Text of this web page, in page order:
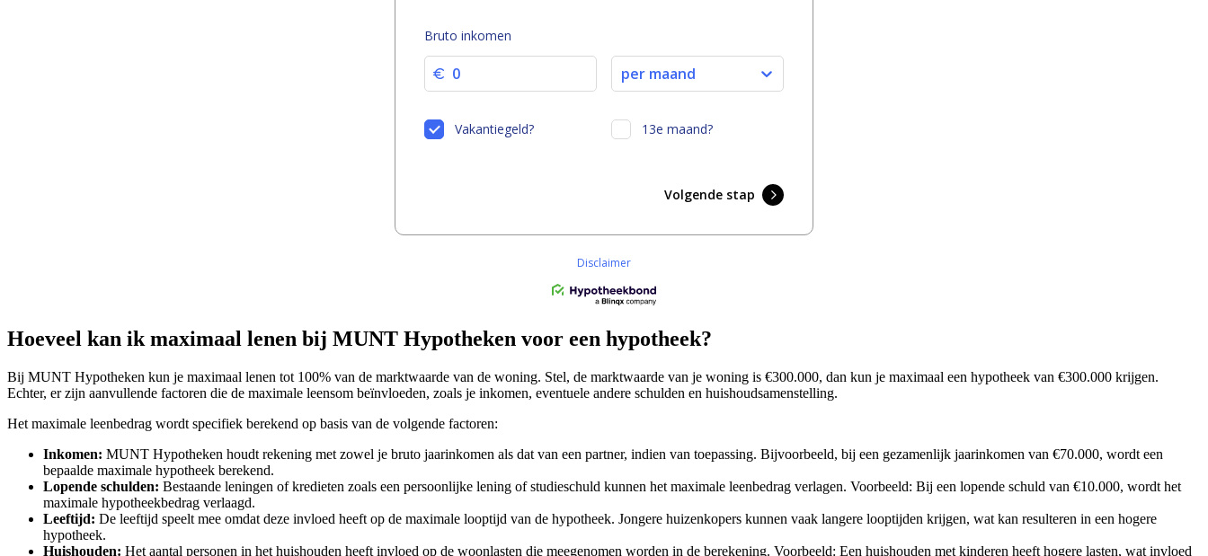
Hoeveel kan ik maximaal lenen bij MUNT Hypotheken voor een hypotheek?
Bij MUNT Hypotheken kun je maximaal lenen tot 100% van de marktwaarde van de woning. Stel, de marktwaarde van je woning is €300.000, dan kun je maximaal een hypotheek van €300.000 krijgen.
Echter, er zijn aanvullende factoren die de maximale leensom beïnvloeden, zoals je inkomen, eventuele andere schulden en huishoudsamenstelling.
Het maximale leenbedrag wordt specifiek berekend op basis van de volgende factoren:
Inkomen: MUNT Hypotheken houdt rekening met zowel je bruto jaarinkomen als dat van een partner, indien van toepassing. Bijvoorbeeld, bij een gezamenlijk jaarinkomen van €70.000, wordt een
bepaalde maximale hypotheek berekend.
Lopende schulden: Bestaande leningen of kredieten zoals een persoonlijke lening of studieschuld kunnen het maximale leenbedrag verlagen. Voorbeeld: Bij een lopende schuld van €10.000, wordt het
maximale hypotheekbedrag verlaagd.
Leeftijd: De leeftijd speelt mee omdat deze invloed heeft op de maximale looptijd van de hypotheek. Jongere huizenkopers kunnen vaak langere looptijden krijgen, wat kan resulteren in een hogere
hypotheek.
Huishouden: Het aantal personen in het huishouden heeft invloed op de woonlasten die meegenomen worden in de berekening. Voorbeeld: Een huishouden met kinderen heeft hogere lasten, wat invloed